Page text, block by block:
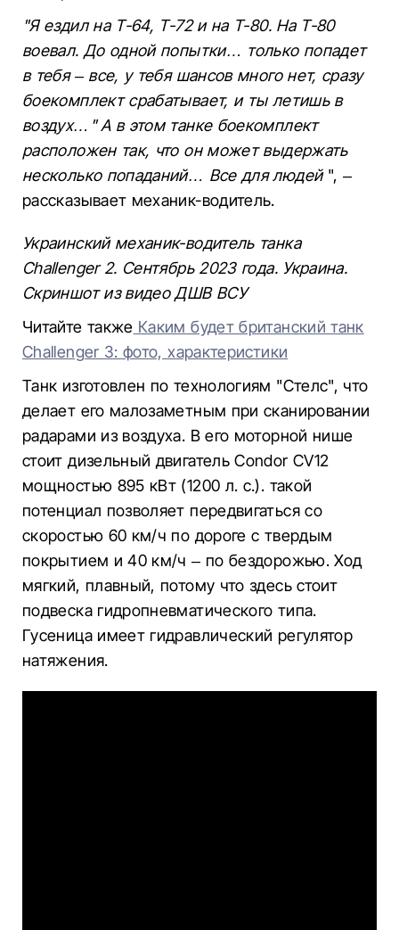
"Я ездил на Т-64, Т-72 и на Т-80. На Т-80
воевал. До одной попытки… только попадет
в тебя – все, у тебя шансов много нет, сразу
боекомплект срабатывает, и ты летишь в
воздух…" А в этом танке боекомплект
расположен так, что он может выдержать
несколько попаданий… Все для людей", –
рассказывает механик-водитель.
Украинский механик-водитель танка
Challenger 2. Сентябрь 2023 года. Украина.
Скриншот из видео ДШВ ВСУ
Читайте также Каким будет британский танк
Challenger 3: фото, характеристики
Танк изготовлен по технологиям "Стелс", что
делает его малозаметным при сканировании
радарами из воздуха. В его моторной нише
стоит дизельный двигатель Condor CV12
мощностью 895 кВт (1200 л. с.). такой
потенциал позволяет передвигаться со
скоростью 60 км/ч по дороге с твердым
покрытием и 40 км/ч – по бездорожью. Ход
мягкий, плавный, потому что здесь стоит
подвеска гидропневматического типа.
Гусеница имеет гидравлический регулятор
натяжения.